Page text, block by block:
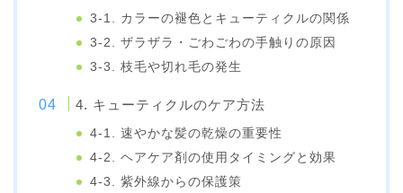
3-1. カラーの褪色とキューティクルの関係
3-2. ザラザラ・ごわごわの手触りの原因
3-3. 枝毛や切れ毛の発生
4. キューティクルのケア方法
4-1. 速やかな髪の乾燥の重要性
4-2. ヘアケア剤の使用タイミングと効果
4-3. 紫外線からの保護策